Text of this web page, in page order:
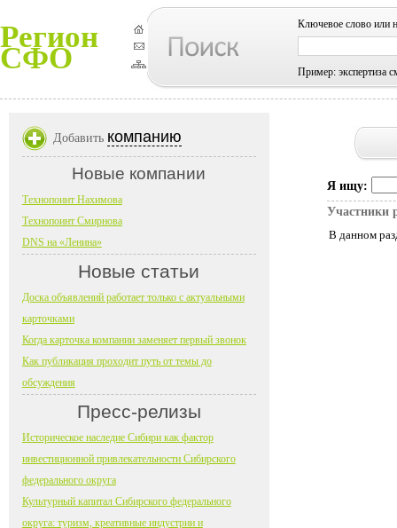
Регион
СФО
Ключевое слово или
Пример: экспертиза
Я ищу:
Участники
В данном
Добавить компанию
Новые компании
Технопоинт Нахимова
Технопоинт Смирнова
DNS на «Ленина»
Новые статьи
Доска объявлений работает только с актуальными
карточками
Когда карточка компании заменяет первый звонок
Как публикация проходит путь от темы до
обсуждения
Пресс-релизы
Историческое наследие Сибири как фактор
инвестиционной привлекательности Сибирского
федерального округа
Культурный капитал Сибирского федерального
округа: туризм, креативные индустрии и